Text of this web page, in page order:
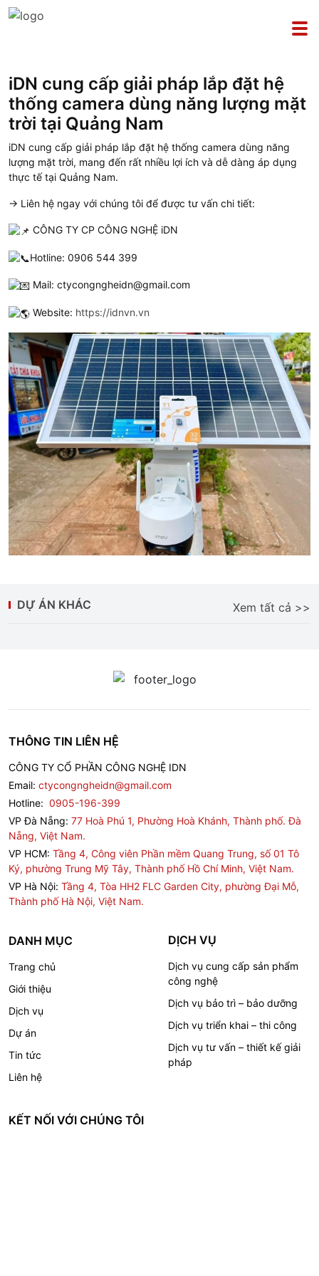
iDN cung cấp giải pháp lắp đặt hệ
thống camera dùng năng lượng mặt
trời tại Quảng Nam
iDN cung cấp giải pháp lắp đặt hệ thống camera dùng năng
lượng mặt trời, mang đến rất nhiều lợi ích và dễ dàng áp dụng
thực tế tại Quảng Nam.
→ Liên hệ ngay với chúng tôi để được tư vấn chi tiết:
CÔNG TY CP CÔNG NGHỆ iDN
Hotline: 0906 544 399
Mail: ctycongngheidn@gmail.com
Website: https://idnvn.vn
DỰ ÁN KHÁC Xem tất cả >>
THÔNG TIN LIÊN HỆ
CÔNG TY CỔ PHẦN CÔNG NGHỆ IDN
Email: ctycongngheidn@gmail.com
Hotline: 0905-196-399
VP Đà Nẵng: 77 Hoà Phú 1, Phường Hoà Khánh, Thành phố. Đà
Nẵng, Việt Nam.
VP HCM: Tầng 4, Công viên Phần mềm Quang Trung, số 01 Tô
Ký, phường Trung Mỹ Tây, Thành phố Hồ Chí Minh, Việt Nam.
VP Hà Nội: Tầng 4, Tòa HH2 FLC Garden City, phường Đại Mỗ,
Thành phố Hà Nội, Việt Nam.
DANH MỤC
trang chủ
giới thiệu
dịch vụ
dự án
tin tức
liên hệ
DỊCH VỤ
dịch vụ cung cấp sản phẩm
công nghệ
dịch vụ bảo trì – bảo dưỡng
dịch vụ triển khai – thi công
dịch vụ tư vấn – thiết kế giải
pháp
KẾT NỐI VỚI CHÚNG TÔI